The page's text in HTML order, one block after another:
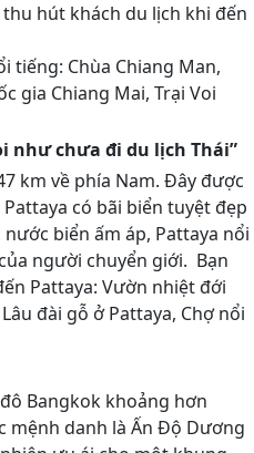
hút khách du lịch khi đến
tiếng: Chùa Chiang Man,
gia Chiang Mai, Trại Voi
như chưa đi du lịch Thái”
km về phía Nam. Đây được
có bãi biển tuyệt đẹp
biển ấm áp, Pattaya nổi
người chuyển giới. Bạn
Pattaya: Vườn nhiệt đới
đài gỗ ở Pattaya, Chợ nổi
Bangkok khoảng hơn
mệnh danh là Ấn Độ Dương